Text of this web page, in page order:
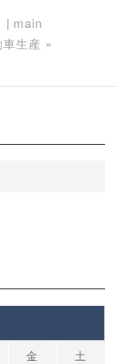
main
生産 »
金
土